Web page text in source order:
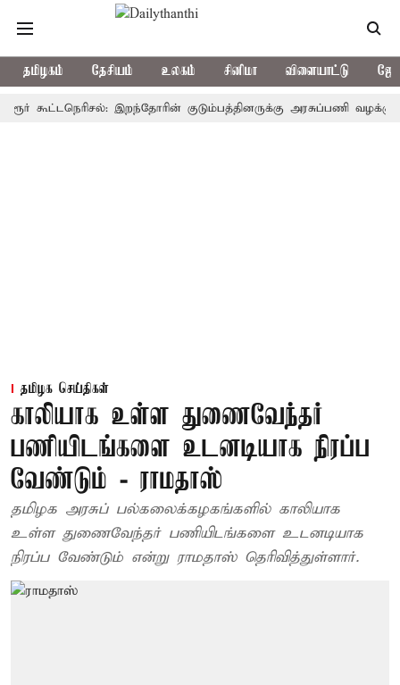
தமிழகம் தேசியம் உலகம் சினிமா விளையாட்டு
இறந்தோரின் குடும்பத்தினருக்கு அரசுப்பணி வழக்கு; வரும்
தமிழக செய்திகள்
காலியாக உள்ள துணைவேந்தர்
பணியிடங்களை உடனடியாக நிரப்ப
வேண்டும் - ராமதாஸ்
தமிழக அரசுப் பல்கலைக்கழகங்களில் காலியாக
உள்ள துணைவேந்தர் பணியிடங்களை உடனடியாக
நிரப்ப வேண்டும் என்று ராமதாஸ் தெரிவித்துள்ளார்.